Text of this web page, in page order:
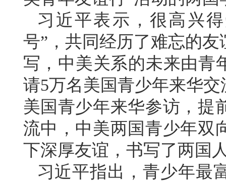
习近平表示，很高兴
号”，共同经历了难忘的
写，中美关系的未来由青
请5万名美国青少年来华
美国青少年来华参访，提
流中，中美两国青少年双
下深厚友谊，书写了两国
习近平指出，青少年最